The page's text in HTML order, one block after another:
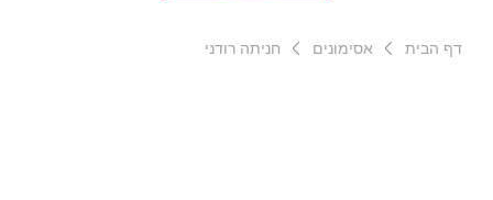
דף הבית אסימונים חניתה רודני